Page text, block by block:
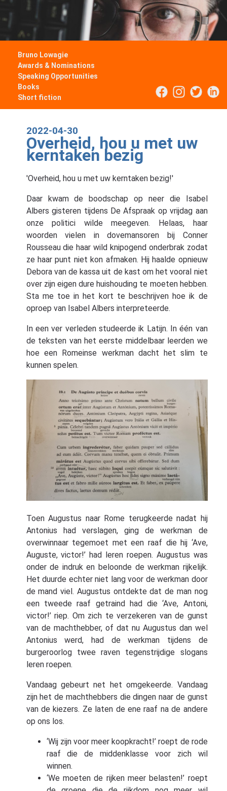
Bruno Lowagie
Awards & Nominations
Speaking Opportunities
Books
Short fiction
2022-04-30
Overheid, hou u met uw
kerntaken bezig
'Overheid, hou u met uw kerntaken bezig!'
Daar kwam de boodschap op neer die Isabel
Albers gisteren tijdens De Afspraak op vrijdag aan
onze politici wilde meegeven. Helaas, haar
woorden vielen in dovemansoren bij Conner
Rousseau die haar wild knipogend onderbrak zodat
ze haar punt niet kon afmaken. Hij haalde opnieuw
Debora van de kassa uit de kast om het vooral niet
over zijn eigen dure huishouding te moeten hebben.
Sta me toe in het kort te beschrijven hoe ik de
oproep van Isabel Albers interpreteerde.
In een ver verleden studeerde ik Latijn. In één van
de teksten van het eerste middelbaar leerden we
hoe een Romeinse werkman dacht het slim te
kunnen spelen.
Toen Augustus naar Rome terugkeerde nadat hij
Antonius had verslagen, ging de werkman de
overwinnaar tegemoet met een raaf die hij ‘Ave,
Auguste, victor!’ had leren roepen. Augustus was
onder de indruk en beloonde de werkman rijkelijk.
Het duurde echter niet lang voor de werkman door
de mand viel. Augustus ontdekte dat de man nog
een tweede raaf getraind had die ‘Ave, Antoni,
victor!’ riep. Om zich te verzekeren van de gunst
van de machthebber, of dat nu Augustus dan wel
Antonius werd, had de werkman tijdens de
burgeroorlog twee raven tegenstrijdige slogans
leren roepen.
Vandaag gebeurt net het omgekeerde. Vandaag
zijn het de machthebbers die dingen naar de gunst
van de kiezers. Ze laten de ene raaf na de andere
op ons los.
‘Wij zijn voor meer koopkracht!’ roept de rode
raaf die de middenklasse voor zich wil
winnen.
‘We moeten de rijken meer belasten!’ roept